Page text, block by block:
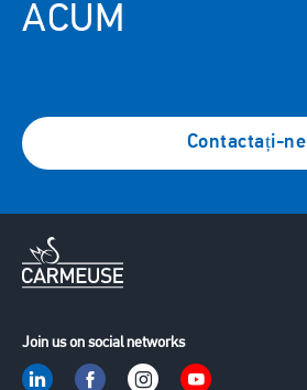
ACUM
Contactați-ne
Join us on social networks